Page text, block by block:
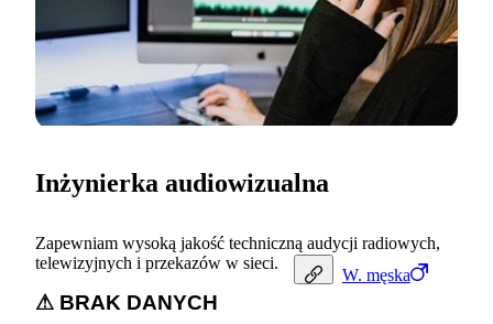
W. męska
Inżynierka audiowizualna
Zapewniam wysoką jakość techniczną audycji radiowych,
telewizyjnych i przekazów w sieci.
⚠ BRAK DANYCH